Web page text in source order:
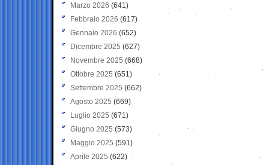
Marzo 2026 (641)
Febbraio 2026 (617)
Gennaio 2026 (652)
Dicembre 2025 (627)
Novembre 2025 (668)
Ottobre 2025 (651)
Settembre 2025 (662)
Agosto 2025 (669)
Luglio 2025 (671)
Giugno 2025 (573)
Maggio 2025 (591)
Aprile 2025 (622)